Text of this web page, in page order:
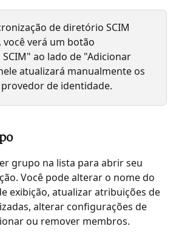
de diretório SCIM
você verá um botão
ao lado de "Adicionar
atualizará manualmente os
de identidade.
grupo na lista para abrir seu
Você pode alterar o nome do
exibição, atualizar atribuições de
alterar configurações de
ou remover membros.